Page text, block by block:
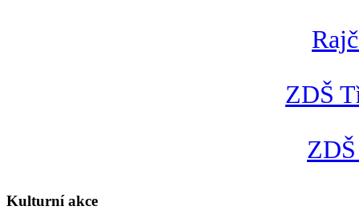
ZDŠ
Kulturní akce